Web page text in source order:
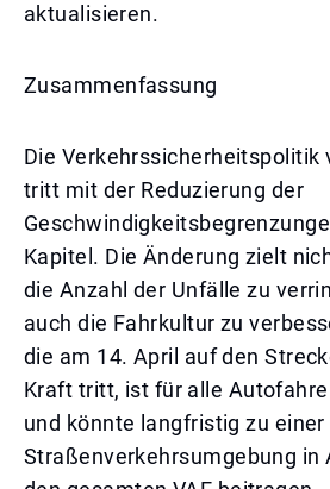
aktualisieren.
Zusammenfassung
Die Verkehrssicherheitspolitik
tritt mit der Reduzierung der
Kapitel. Die Änderung zielt
die Anzahl der Unfälle zu
auch die Fahrkultur zu
die am 14. April auf den
Kraft tritt, ist für alle
und könnte langfristig zu einer
Straßenverkehrsumgebung in